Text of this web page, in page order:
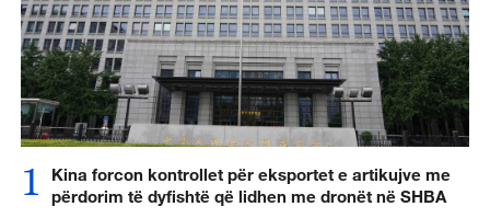
1
Kina forcon kontrollet për eksportet e artikujve me
përdorim të dyfishtë që lidhen me dronët në SHBA